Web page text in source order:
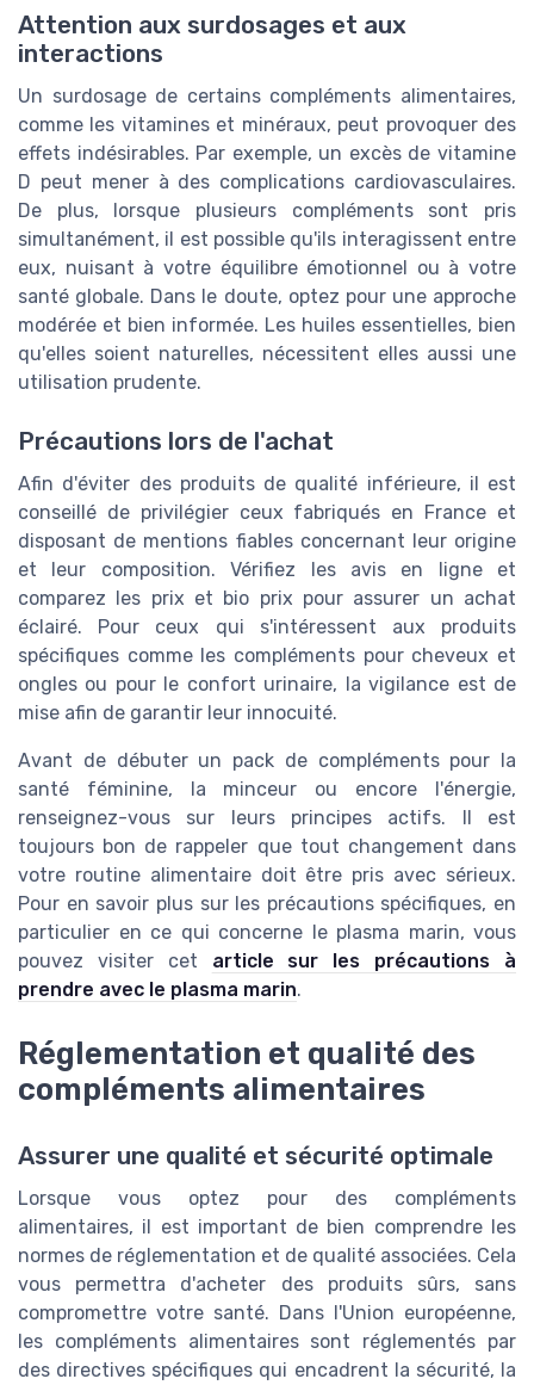
Attention aux surdosages et aux
interactions
Un surdosage de certains compléments alimentaires,
comme les vitamines et minéraux, peut provoquer des
effets indésirables. Par exemple, un excès de vitamine
D peut mener à des complications cardiovasculaires.
De plus, lorsque plusieurs compléments sont pris
simultanément, il est possible qu'ils interagissent entre
eux, nuisant à votre équilibre émotionnel ou à votre
santé globale. Dans le doute, optez pour une approche
modérée et bien informée. Les huiles essentielles, bien
qu'elles soient naturelles, nécessitent elles aussi une
utilisation prudente.
Précautions lors de l'achat
Afin d'éviter des produits de qualité inférieure, il est
conseillé de privilégier ceux fabriqués en France et
disposant de mentions fiables concernant leur origine
et leur composition. Vérifiez les avis en ligne et
comparez les prix et bio prix pour assurer un achat
éclairé. Pour ceux qui s'intéressent aux produits
spécifiques comme les compléments pour cheveux et
ongles ou pour le confort urinaire, la vigilance est de
mise afin de garantir leur innocuité.
Avant de débuter un pack de compléments pour la
santé féminine, la minceur ou encore l'énergie,
renseignez-vous sur leurs principes actifs. Il est
toujours bon de rappeler que tout changement dans
votre routine alimentaire doit être pris avec sérieux.
Pour en savoir plus sur les précautions spécifiques, en
particulier en ce qui concerne le plasma marin, vous
pouvez visiter cet article sur les précautions à
prendre avec le plasma marin.
Réglementation et qualité des
compléments alimentaires
Assurer une qualité et sécurité optimale
Lorsque vous optez pour des compléments
alimentaires, il est important de bien comprendre les
normes de réglementation et de qualité associées. Cela
vous permettra d'acheter des produits sûrs, sans
compromettre votre santé. Dans l'Union européenne,
les compléments alimentaires sont réglementés par
des directives spécifiques qui encadrent la sécurité, la